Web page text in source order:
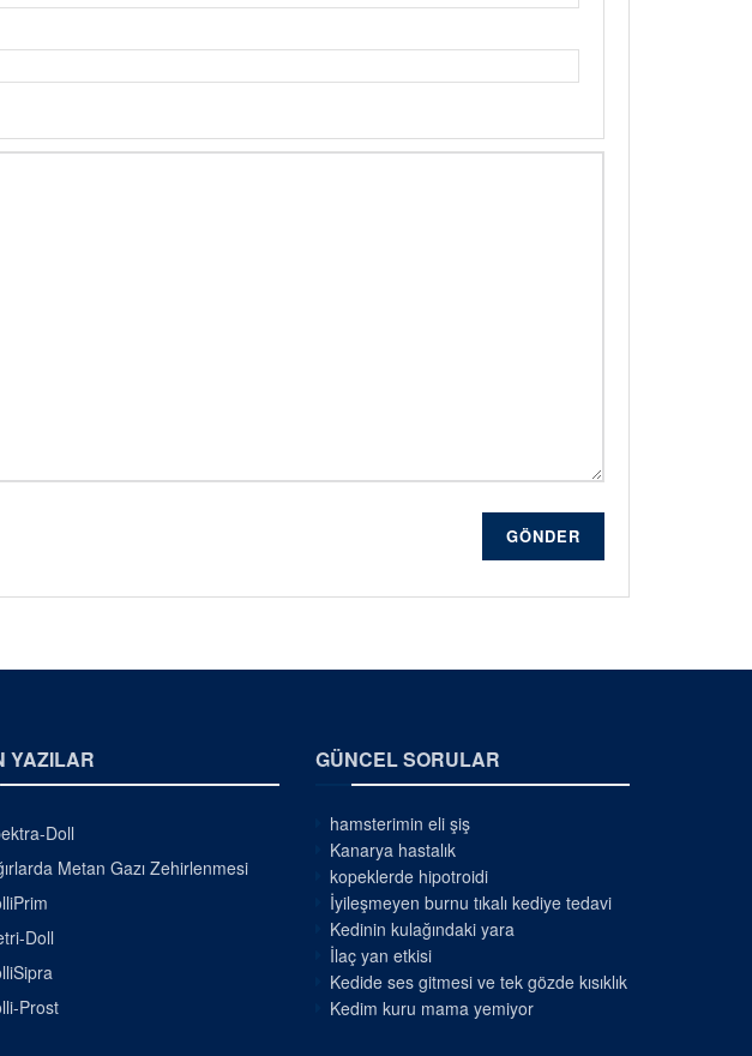
GÖNDER
YAZILAR
Doll
Metan Gazı Zehirlenmesi
Doll
Prost
GÜNCEL SORULAR
hamsterimin eli şiş
Kanarya hastalık
kopeklerde hipotroidi
İyileşmeyen burnu tıkalı kediye tedavi
Kedinin kulağındaki yara
İlaç yan etkisi
Kedide ses gitmesi ve tek gözde kısıklık
Kedim kuru mama yemiyor